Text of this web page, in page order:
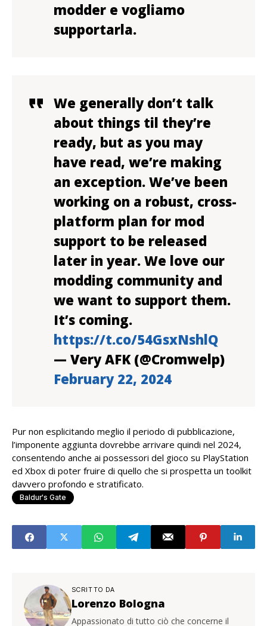
modder e vogliamo
supportarla.
We generally don’t talk
about things til they’re
ready, but as you may
have read, we’re making
an exception. We’ve been
working on a robust, cross-
platform plan for mod
support to be released
later in year. We love our
modding community and
we want to support them.
It’s coming.
https://t.co/54GsxNshlQ
— Very AFK (@Cromwelp)
February 22, 2024
Pur non esplicitando meglio il periodo di pubblicazione,
l’imponente aggiunta dovrebbe arrivare quindi nel 2024,
consentendo anche ai possessori del gioco su PlayStation
ed Xbox di poter fruire di quello che si prospetta un toolkit
davvero profondo e stratificato.
Baldur's Gate
SCRITTO DA
Lorenzo Bologna
Appassionato di tutto ciò che concerne il